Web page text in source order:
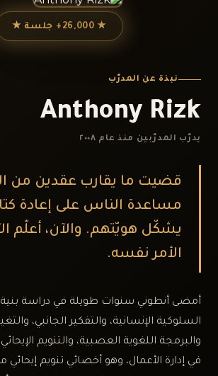
★
26,000+ جلسة ★
نبذة عن المدرّب
Anthony Rizk
يدرّب المدرّبين منذ عام ٢٠٠٨
قضيت ما يقارب عقدين من
مساعدة الناس على إعادة
يشكّل هويّتهم. والآن، أعلّم
الأمر نفسه.
أمضى أنطوني سنوات طويلة في دراسة بنية
السلوكية الإنسانية، والتفكير الجانبي،
والبرمجة اللغوية العصبية، والتنويم
في إدارة الأعمال، وهو أخصائي تنويم